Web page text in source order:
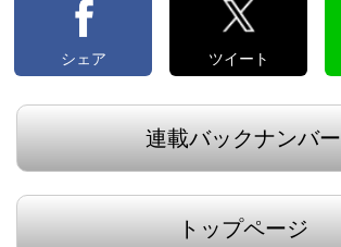
シェア ツイート
連載バックナンバー
トップページ